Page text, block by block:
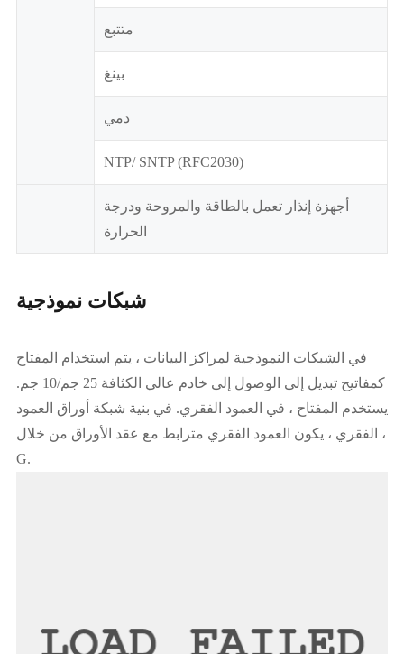
متتبع
بينغ
دمي
NTP/ SNTP (RFC2030)
أجهزة إنذار تعمل بالطاقة والمروحة ودرجة
الحرارة
شبكات نموذجية
في الشبكات النموذجية لمراكز البيانات ، يتم استخدام المفتاح
كمفاتيح تبديل إلى الوصول إلى خادم عالي الكثافة 25 جم/10 جم.
يستخدم المفتاح ، في العمود الفقري. في بنية شبكة أوراق العمود
الفقري ، يكون العمود الفقري مترابط مع عقد الأوراق من خلال ،
G.